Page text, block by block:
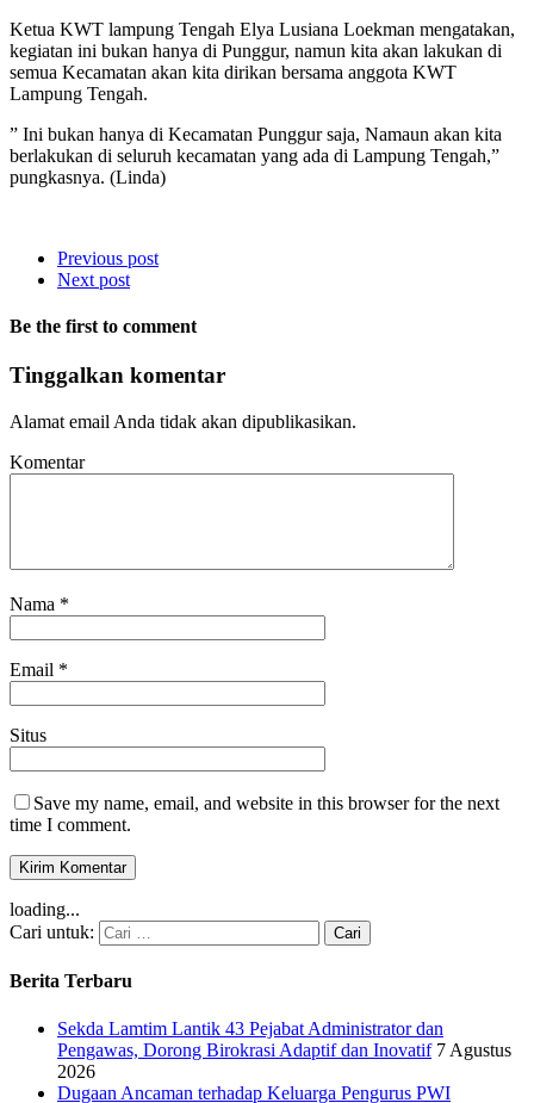
Ketua KWT lampung Tengah Elya Lusiana Loekman mengatakan,
kegiatan ini bukan hanya di Punggur, namun kita akan lakukan di
semua Kecamatan akan kita dirikan bersama anggota KWT
Lampung Tengah.
” Ini bukan hanya di Kecamatan Punggur saja, Namaun akan kita
berlakukan di seluruh kecamatan yang ada di Lampung Tengah,”
pungkasnya. (Linda)
Previous post
Next post
Be the first to comment
Tinggalkan komentar
Alamat email Anda tidak akan dipublikasikan.
Komentar
Nama *
Email *
Situs
Save my name, email, and website in this browser for the next
time I comment.
loading...
Cari untuk:
Berita Terbaru
Sekda Lamtim Lantik 43 Pejabat Administrator dan
Pengawas, Dorong Birokrasi Adaptif dan Inovatif 7 Agustus
2026
Dugaan Ancaman terhadap Keluarga Pengurus PWI